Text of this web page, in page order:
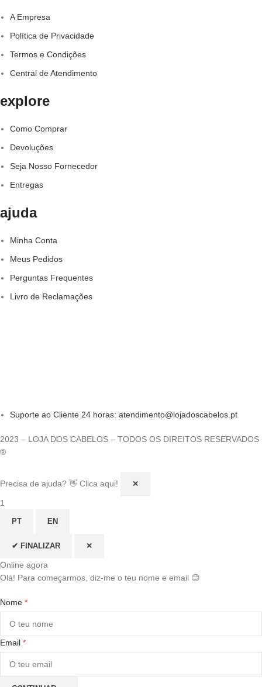
A Empresa
Política de Privacidade
Termos e Condições
Central de Atendimento
explore
Como Comprar
Devoluções
Seja Nosso Fornecedor
Entregas
ajuda
Minha Conta
Meus Pedidos
Perguntas Frequentes
Livro de Reclamações
Suporte ao Cliente 24 horas: atendimento@lojadoscabelos.pt
2023 – LOJA DOS CABELOS – TODOS OS DIREITOS RESERVADOS
®
Precisa de ajuda? 👋 Clica aqui! ✕
1
PT EN
✔ FINALIZAR ✕
Online agora
Olá! Para começarmos, diz-me o teu nome e email 😊
Nome *
Email *